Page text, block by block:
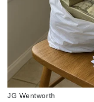
Pháp luật
Vụ án